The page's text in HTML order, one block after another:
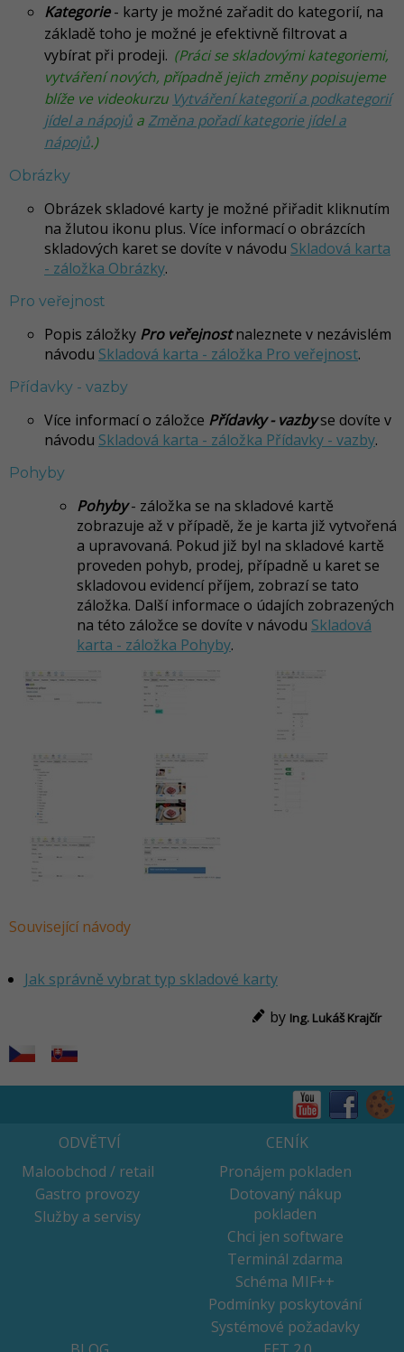
Kategorie- karty je možné zařadit do kategorií, na
základě toho je možné je efektivně filtrovat a
vybírat při prodeji. (Práci se skladovými kategoriemi,
vytváření nových, případně jejich změny popisujeme
blíže ve videokurzu Vytváření kategorií a podkategorií
jídel a nápojů a Změna pořadí kategorie jídel a
nápojů.)
Obrázky
Obrázek skladové karty je možné přiřadit kliknutím
na žlutou ikonu plus. Více informací o obrázcích
skladových karet se dovíte v návodu Skladová karta
- záložka Obrázky.
Pro veřejnost
Popis záložky Pro veřejnostnaleznete v nezávislém
návodu Skladová karta - záložka Pro veřejnost.
Přídavky - vazby
Více informací o záložce Přídavky - vazbyse dovíte v
návodu Skladová karta - záložka Přídavky - vazby.
Pohyby
Pohyby- záložka se na skladové kartě
zobrazuje až v případě, že je karta již vytvořená
a upravovaná. Pokud již byl na skladové kartě
proveden pohyb, prodej, případně u karet se
skladovou evidencí příjem, zobrazí se tato
záložka. Další informace o údajích zobrazených
na této záložce se dovíte v návodu Skladová
karta - záložka Pohyby.
Související návody
Jak správně vybrat typ skladové karty
by Ing. Lukáš Krajčír
ODVĚTVÍ
Maloobchod / retail
Gastro provozy
Služby a servisy
CENÍK
Pronájem pokladen
Dotovaný nákup
pokladen
Chci jen software
Terminál zdarma
Schéma MIF++
Podmínky poskytování
Systémové požadavky